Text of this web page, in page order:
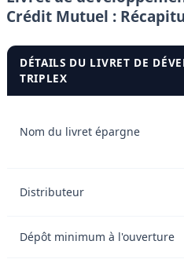
Crédit Mutuel :
DÉTAILS DU LIVRET DE
TRIPLEX
Nom du livret épargne
Distributeur
Dépôt minimum à l'ouverture